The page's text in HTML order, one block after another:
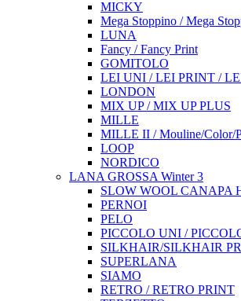
MICKY
Mega Stoppino / Mega
LUNA
Fancy / Fancy Print
GOMITOLO
LEI UNI / LEI PRINT /
LONDON
MIX UP / MIX UP PLUS
MILLE
MILLE II / Mouline/Color/
LOOP
NORDICO
LANA GROSSA Winter 3
SLOW WOOL CANAPA
PERNOI
PELO
PICCOLO UNI /
SILKHAIR/SILKHAIR
SUPERLANA
SIAMO
RETRO / RETRO PRINT